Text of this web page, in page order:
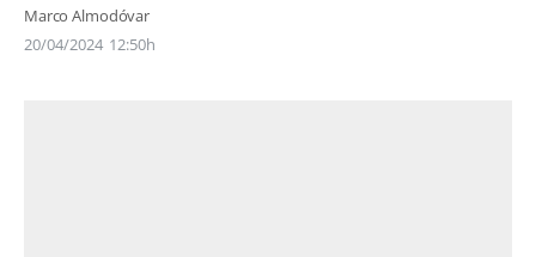
Marco Almodóvar
20/04/2024 12:50h